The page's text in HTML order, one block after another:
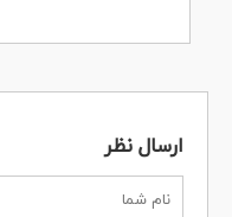
ارسال نظر